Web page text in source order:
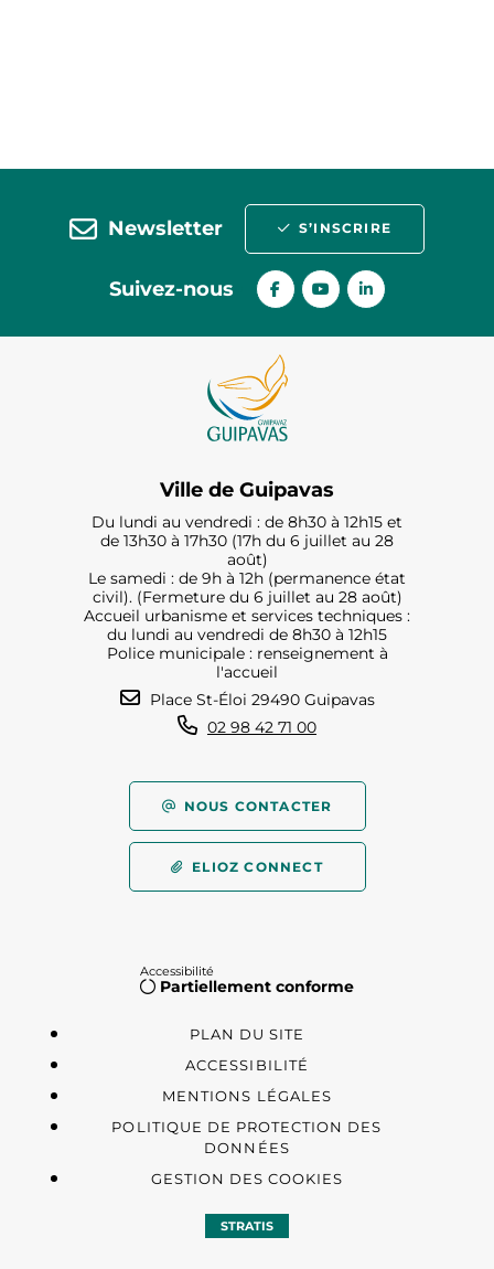
Newsletter S’INSCRIRE
Suivez-nous
Ville de Guipavas
Du lundi au vendredi : de 8h30 à 12h15 et
de 13h30 à 17h30 (17h du 6 juillet au 28
août)
Le samedi : de 9h à 12h (permanence état
civil). (Fermeture du 6 juillet au 28 août)
Accueil urbanisme et services techniques :
du lundi au vendredi de 8h30 à 12h15
Police municipale : renseignement à
l'accueil
Place St-Éloi 29490 Guipavas
02 98 42 71 00
NOUS CONTACTER
ELIOZ CONNECT
Accessibilité
Partiellement conforme
PLAN DU SITE
ACCESSIBILITÉ
MENTIONS LÉGALES
POLITIQUE DE PROTECTION DES
DONNÉES
GESTION DES COOKIES
STRATIS